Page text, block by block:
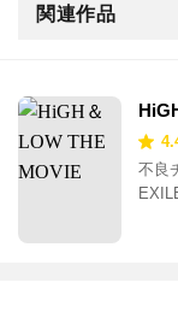
関連作品
不良